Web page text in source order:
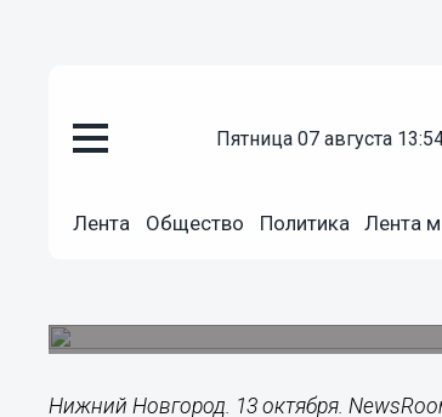
пятница 07 августа
Лента Общество Политика Лента
промыслы в
Нижний Новгород. 13 октября.